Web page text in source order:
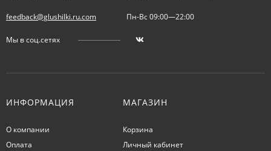
feedback@glushilki.ru.com Пн-Вс 09:00—22:00
Мы в соц.сетях
ИНФОРМАЦИЯ
О компании
Оплата
МАГАЗИН
Корзина
Личный кабинет